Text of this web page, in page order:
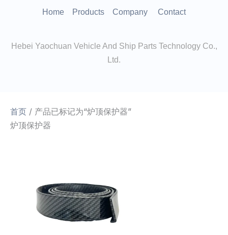
Home Products Company Contact
Hebei Yaochuan Vehicle And Ship Parts Technology Co.,
Ltd.
首页 / 产品已标记为“炉顶保护器”
炉顶保护器